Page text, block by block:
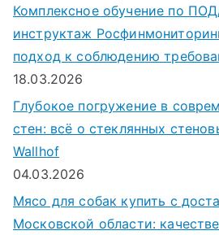
Комплексное обучение по
инструктаж
подход к соблюдению
18.03.2026
Глубокое погружение в
стен: всё о стеклянных
Wallhof
04.03.2026
Мясо для собак купить с
Московской области: